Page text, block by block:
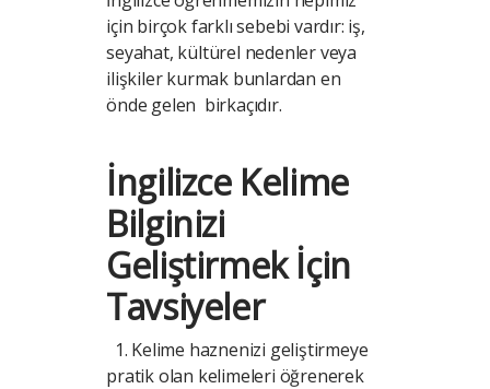
için birçok farklı sebebi vardır: iş,
seyahat, kültürel nedenler veya
ilişkiler kurmak bunlardan en
önde gelen birkaçıdır.
İngilizce Kelime
Bilginizi
Geliştirmek İçin
Tavsiyeler
1. Kelime haznenizi geliştirmeye
pratik olan kelimeleri öğrenerek